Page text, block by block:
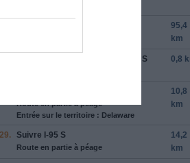
95,4
km
NJ Tpke S 0,8
Route en partie à péage
Entrée sur le territoire : Delaware
10,8
km
29. Suivre I-95 S
Route en partie à péage
14,2
km